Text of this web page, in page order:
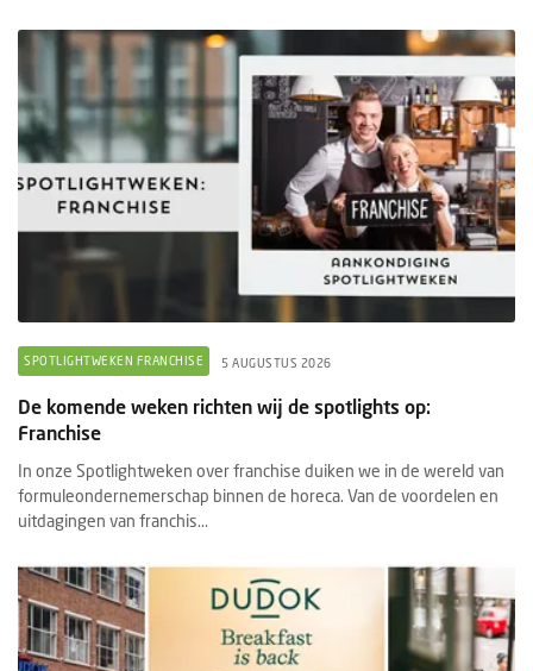
SPOTLIGHTWEKEN FRANCHISE 5 AUGUSTUS 2026
De komende weken richten wij de spotlights op:
Franchise
In onze Spotlightweken over franchise duiken we in de wereld van
formuleondernemerschap binnen de horeca. Van de voordelen en
uitdagingen van franchis...